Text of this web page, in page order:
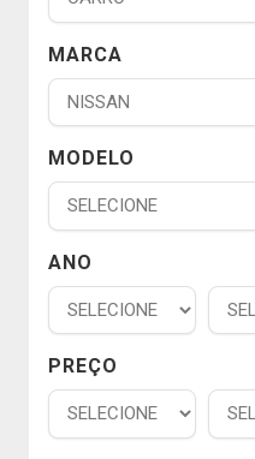
MARCA
MODELO
ANO
PREÇO